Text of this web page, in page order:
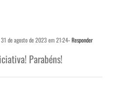
31 de agosto de 2023 em 21:24- Responder
Parabéns!